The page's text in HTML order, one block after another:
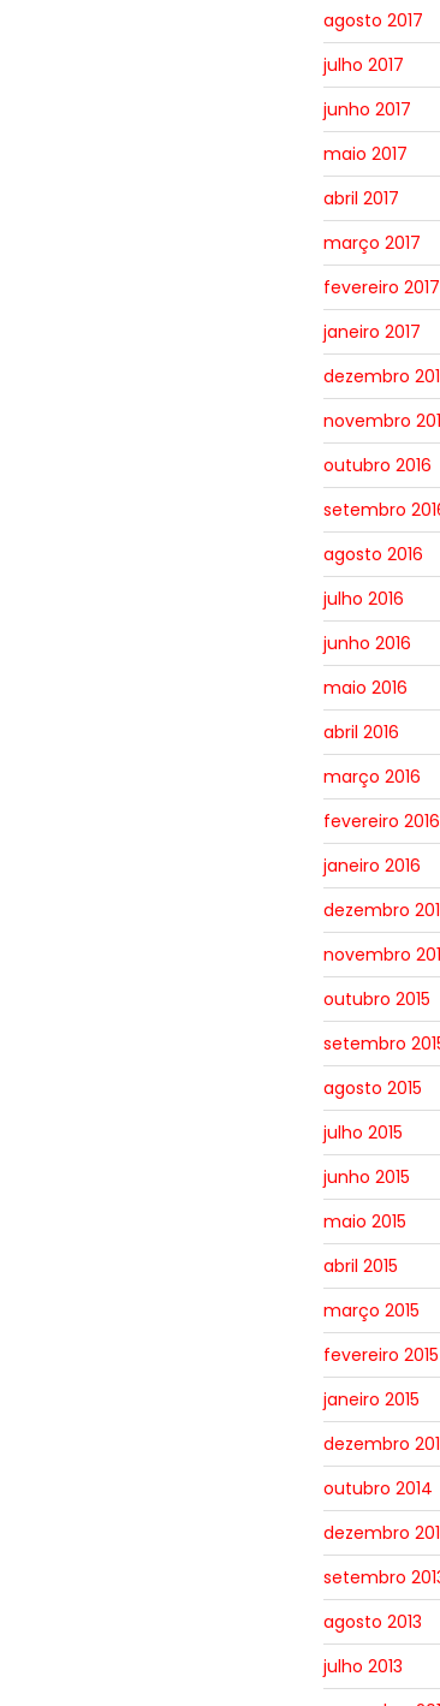
agosto 2017
julho 2017
junho 2017
maio 2017
abril 2017
março 2017
fevereiro 2017
janeiro 2017
dezembro
novembro
outubro 2016
setembro
agosto 2016
julho 2016
junho 2016
maio 2016
abril 2016
março 2016
fevereiro 2016
janeiro 2016
dezembro
novembro
outubro 2015
setembro
agosto 2015
julho 2015
junho 2015
maio 2015
abril 2015
março 2015
fevereiro 2015
janeiro 2015
dezembro
outubro 2014
dezembro
setembro
agosto 2013
julho 2013